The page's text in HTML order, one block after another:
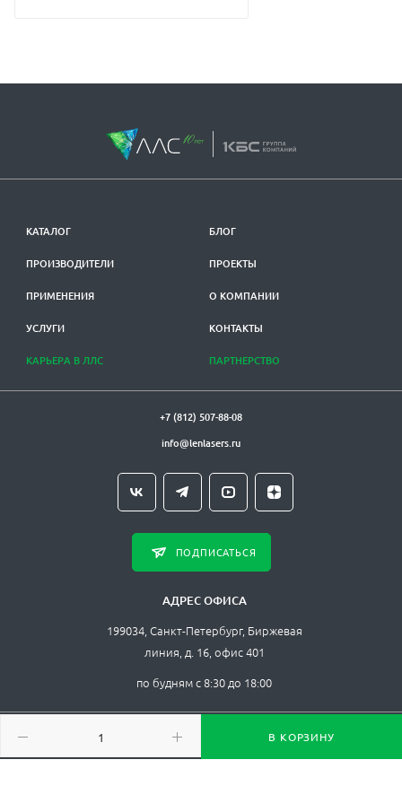
В КОРЗИНУ
КАТАЛОГ
ПРОИЗВОДИТЕЛИ
ПРИМЕНЕНИЯ
УСЛУГИ
КАРЬЕРА В ЛЛС
БЛОГ
ПРОЕКТЫ
О КОМПАНИИ
КОНТАКТЫ
ПАРТНЕРСТВО
+7 (812) 507-88-08
info@lenlasers.ru
ПОДПИСАТЬСЯ
АДРЕС ОФИСА
199034, Санкт-Петербург, Биржевая
линия, д. 16, офис 401
по будням с 8:30 до 18:00
Пользовательское соглашение Политика конфиденциальности
Соглашения об